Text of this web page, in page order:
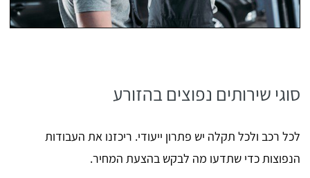
סוגי שירותים נפוצים בהזורע
לכל רכב ולכל תקלה יש פתרון ייעודי. ריכזנו את העבודות
הנפוצות כדי שתדעו מה לבקש בהצעת המחיר.